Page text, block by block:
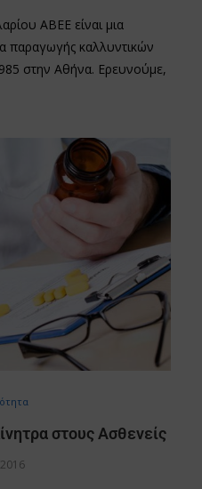
ΑΒΕΕ είναι μια
παραγωγής καλλυντικών
στην Αθήνα. Ερευνούμε,
στους Ασθενείς